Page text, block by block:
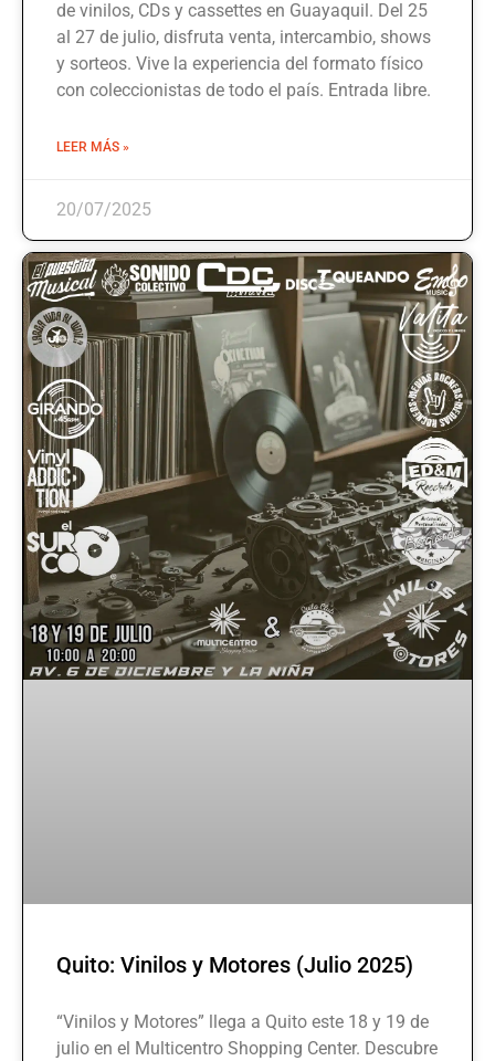
de vinilos, CDs y cassettes en Guayaquil. Del 25
al 27 de julio, disfruta venta, intercambio, shows
y sorteos. Vive la experiencia del formato físico
con coleccionistas de todo el país. Entrada libre.
LEER MÁS »
20/07/2025
Quito: Vinilos y Motores (Julio 2025)
“Vinilos y Motores” llega a Quito este 18 y 19 de
julio en el Multicentro Shopping Center. Descubre